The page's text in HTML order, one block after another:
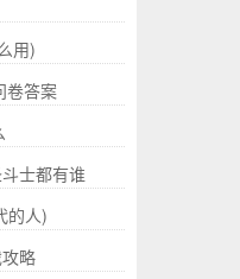
用)
卷答案
士都有谁
的人)
略